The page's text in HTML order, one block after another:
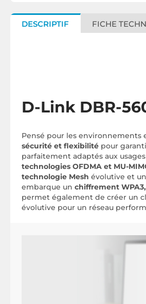
DESCRIPTIF FICHE
D-Link DBR-
Pensé pour les environnements
sécurité et flexibilité pour
parfaitement adaptés aux
technologies OFDMA et MU-
technologie Mesh évolutive et
embarque un chiffrement
permet également de créer un
évolutive pour un réseau